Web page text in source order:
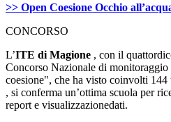
>> Open Coesione Occhio
CONCORSO
L’ITE di Magione , con il
Concorso Nazionale di
coesione", che ha visto coinvolti 144
, si conferma un’ottima scuola per
report e visualizzazionedati.